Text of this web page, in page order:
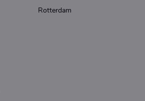
Rotterdam